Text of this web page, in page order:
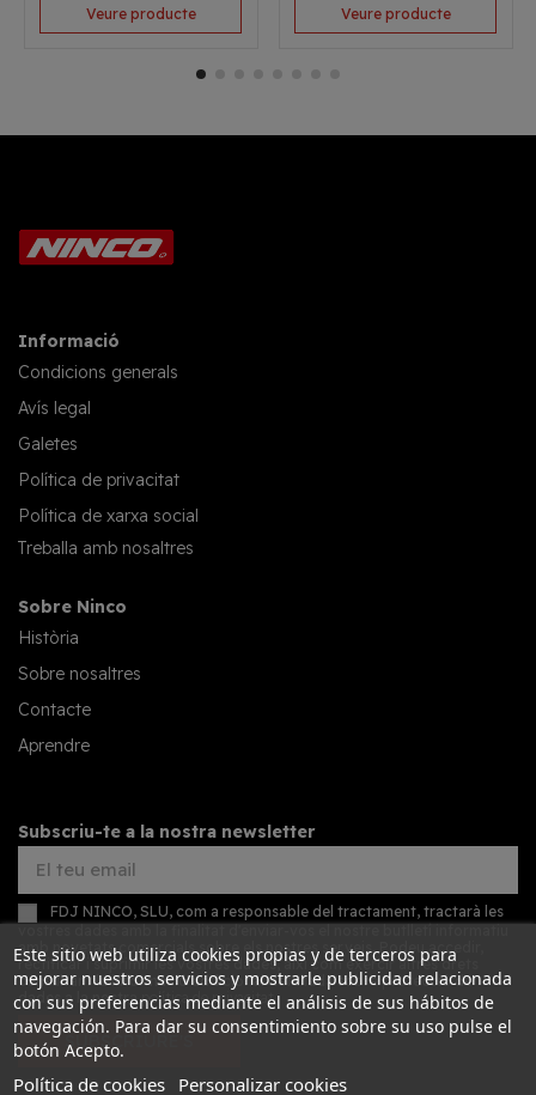
Veure producte Veure producte
Informació
Condicions generals
Avís legal
Galetes
Política de privacitat
Política de xarxa social
Treballa amb nosaltres
Sobre Ninco
Història
Sobre nosaltres
Contacte
Aprendre
Subscriu-te a la nostra newsletter
FDJ NINCO, SLU, com a responsable del tractament, tractarà les
amb novetats comercials sobre els nostres serveis. Podeu accedir,
rectificar i suprimir les vostres dades, així com exercir altres drets
consultant la informació addicional detallada sobre protecció de
dades a la nostrapolítica de privacitat
SUBSCRIURE'S
Este sitio web utiliza cookies propias y de terceros para
mejorar nuestros servicios y mostrarle publicidad relacionada
con sus preferencias mediante el análisis de sus hábitos de
navegación. Para dar su consentimiento sobre su uso pulse el
botón Acepto.
Política de cookies Personalizar cookies